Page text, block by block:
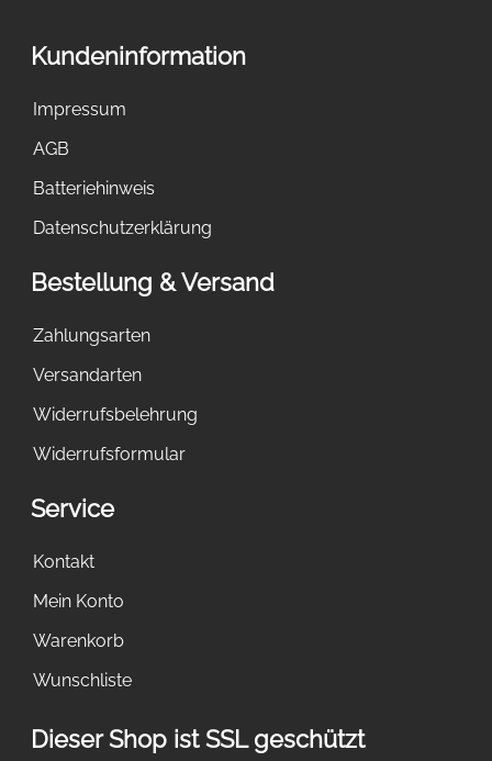
Kundeninformation
Impressum
AGB
Batteriehinweis
Datenschutzerklärung
Bestellung & Versand
Zahlungsarten
Versandarten
Widerrufsbelehrung
Widerrufsformular
Service
Kontakt
Mein Konto
Warenkorb
Wunschliste
Dieser Shop ist SSL geschützt